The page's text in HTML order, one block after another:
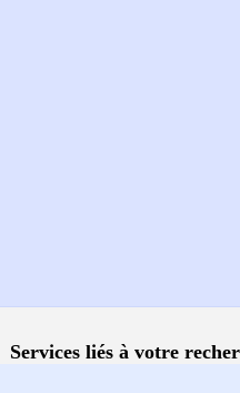
Services liés à votre